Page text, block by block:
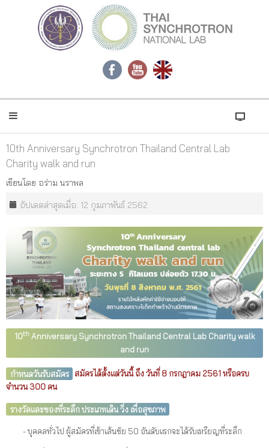
10th Anniversary Synchrotron Thailand Central Lab
Charity walk and run
เขียนโดย อร่าม นราพล
อัปเดตล่าสุดเมื่อ: 12 กุมภาพันธ์ 2562
10thAnniversary Synchrotron Thailand Central Lab Charity walk
and run
กำหนดวันรับสมัคร
สมัครได้ตั้งแต่วันนี้ ถึง วันที่ 8 กรกฎาคม 2561 หรือครบ
จำนวน 300 คน
รางวัลและของที่ระลึก ประเภทเดิน วิ่ง เพื่อสุขภาพ
- บุคคลทั่วไป ผู้สมัครที่เข้าเส้นชัย 50 อันดับแรกจะได้รับเหรียญที่ระลึก